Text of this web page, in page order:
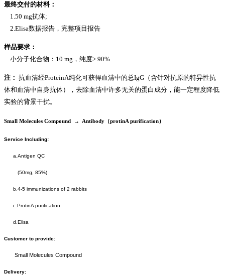
最终交付的材料：
1.50 mg抗体;
2.Elisa数据报告，完整项目报告
样品要求：
小分子化合物：10 mg，纯度> 90%
注： 抗血清经ProteinA纯化可获得血清中的总IgG（含针对抗原的特异性抗
体和血清中自身抗体），去除血清中许多无关的蛋白成分，能一定程度降低
实验的背景干扰。
Small Molecules Compound → Antibody（protinA purification）
Service Including:
a.Antigen QC
(50mg, 85%)
b.4-5 immunizations of 2 rabbits
c.ProtinA purification
d.Elisa
Customer to provide:
Small Molecules Compound
Delivery: